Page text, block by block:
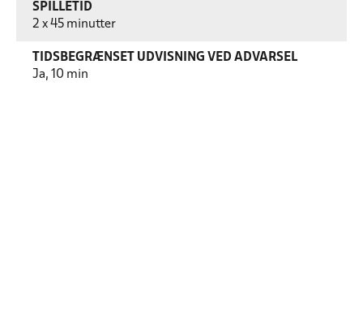
SPILLETID
2 x 45 minutter
TIDSBEGRÆNSET UDVISNING VED ADVARSEL
Ja, 10 min